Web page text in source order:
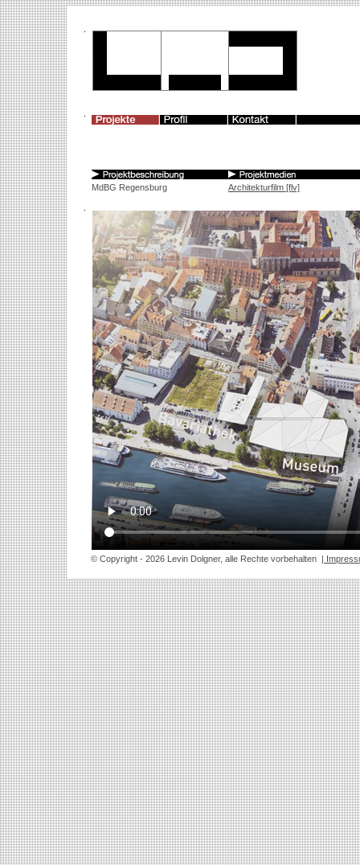
MdBG Regensburg Architekturfilm [flv]
© Copyright - 2026 Levin Dolgner, alle Rechte vorbehalten |